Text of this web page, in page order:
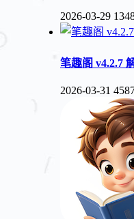
2026-03-29
笔趣阁 v4.2.7
2026-03-31